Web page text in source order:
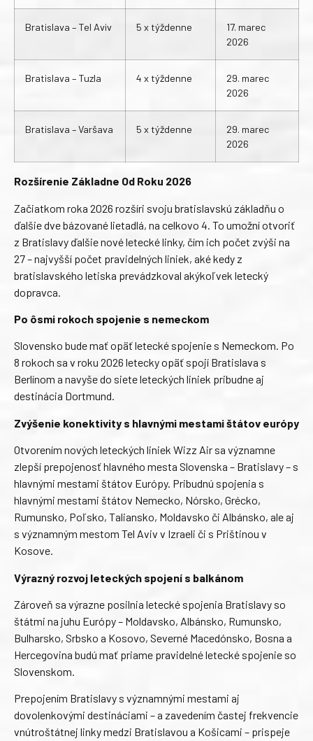
Bratislava – Tel Aviv 5 x týždenne
17. marec
2026
Bratislava – Tuzla 4 x týždenne
29. marec
2026
Bratislava – Varšava 5 x týždenne
29. marec
2026
Rozšírenie Základne Od Roku 2026
Začiatkom roka 2026 rozšíri svoju bratislavskú základňu o
ďalšie dve bázované lietadlá, na celkovo 4. To umožní otvoriť
z Bratislavy ďalšie nové letecké linky, čím ich počet zvýši na
27 – najvyšší počet pravidelných liniek, aké kedy z
bratislavského letiska prevádzkoval akýkoľvek letecký
dopravca.
Po ôsmi rokoch spojenie s nemeckom
Slovensko bude mať opäť letecké spojenie s Nemeckom. Po
8 rokoch sa v roku 2026 letecky opäť spojí Bratislava s
Berlínom a navyše do siete leteckých liniek pribudne aj
destinácia Dortmund.
Zvýšenie konektivity s hlavnými mestami štátov európy
Otvorením nových leteckých liniek Wizz Air sa významne
zlepší prepojenosť hlavného mesta Slovenska – Bratislavy – s
hlavnými mestami štátov Európy. Pribudnú spojenia s
hlavnými mestami štátov Nemecko, Nórsko, Grécko,
Rumunsko, Poľsko, Taliansko, Moldavsko či Albánsko, ale aj
s významným mestom Tel Aviv v Izraeli či s Prištinou v
Kosove.
Výrazný rozvoj leteckých spojení s balkánom
Zároveň sa výrazne posilnia letecké spojenia Bratislavy so
štátmi na juhu Európy – Moldavsko, Albánsko, Rumunsko,
Bulharsko, Srbsko a Kosovo, Severné Macedónsko, Bosna a
Hercegovina budú mať priame pravidelné letecké spojenie so
Slovenskom.
Prepojením Bratislavy s významnými mestami aj
dovolenkovými destináciami – a zavedením častej frekvencie
vnútroštátnej linky medzi Bratislavou a Košicami – prispeje